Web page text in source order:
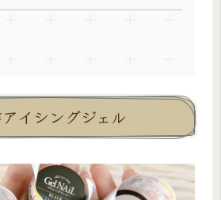
イシングジェル